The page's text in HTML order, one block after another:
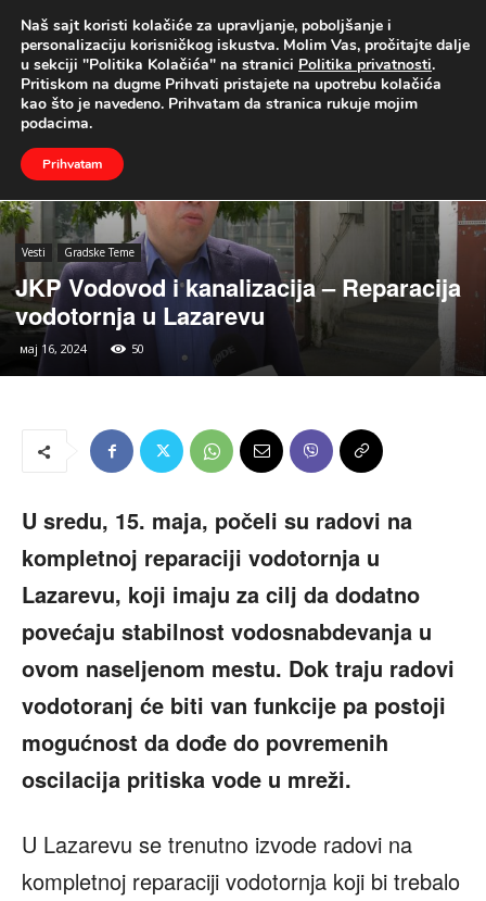
UŽIVO
Naslovna Vesti Gradske Teme
Vesti Gradske Teme
JKP Vodovod i kanalizacija – Reparacija
vodotornja u Lazarevu
мај 16, 2024 50
U sredu, 15. maja, počeli su radovi na
kompletnoj reparaciji vodotornja u
Lazarevu, koji imaju za cilj da dodatno
povećaju stabilnost vodosnabdevanja u
ovom naseljenom mestu. Dok traju radovi
vodotoranj će biti van funkcije pa postoji
mogućnost da dođe do povremenih
oscilacija pritiska vode u mreži.
U Lazarevu se trenutno izvode radovi na
kompletnoj reparaciji vodotornja koji bi trebalo
Naš sajt koristi kolačiće za upravljanje, poboljšanje i
personalizaciju korisničkog iskustva. Molim Vas, pročitajte dalje
u sekciji "Politika Kolačića" na stranici Politika privatnosti.
Pritiskom na dugme Prihvati pristajete na upotrebu kolačića
kao što je navedeno. Prihvatam da stranica rukuje mojim
podacima.
Prihvatam